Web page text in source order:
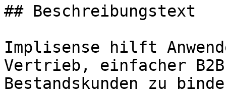
## Beschreibungstext
Implisense hilft
Vertrieb, einfacher B2B
Bestandskunden zu